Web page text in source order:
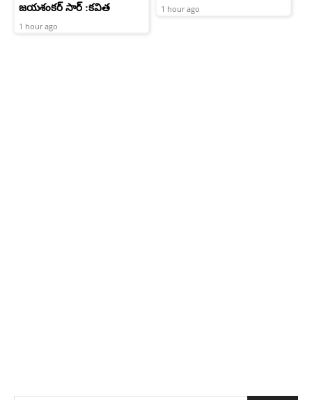
జయశంకర్ సార్ :కవిత
1 hour ago
1 hour ago